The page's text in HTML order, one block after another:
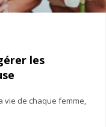
les
vie de chaque femme,